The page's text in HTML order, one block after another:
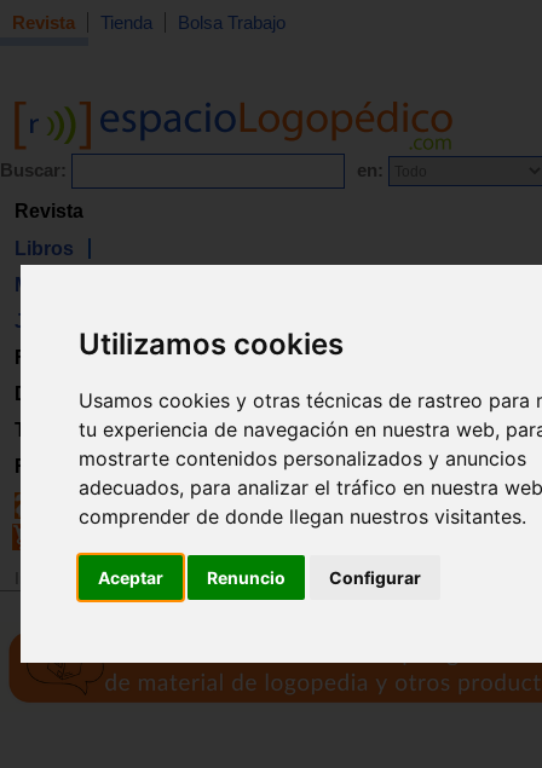
Utilizamos cookies
Usamos cookies y otras técnicas de rastreo para
tu experiencia de navegación en nuestra web,
mostrarte contenidos personalizados y anuncios
adecuados, para analizar el tráfico en nuestra
comprender de donde llegan nuestros visitantes.
Aceptar Renuncio Configurar
Revista Tienda Bolsa Trabajo
Buscar: en:
Revista
Libros
Material
Juguetes
Formación
Directorio
Trabajo
Registro
Revista